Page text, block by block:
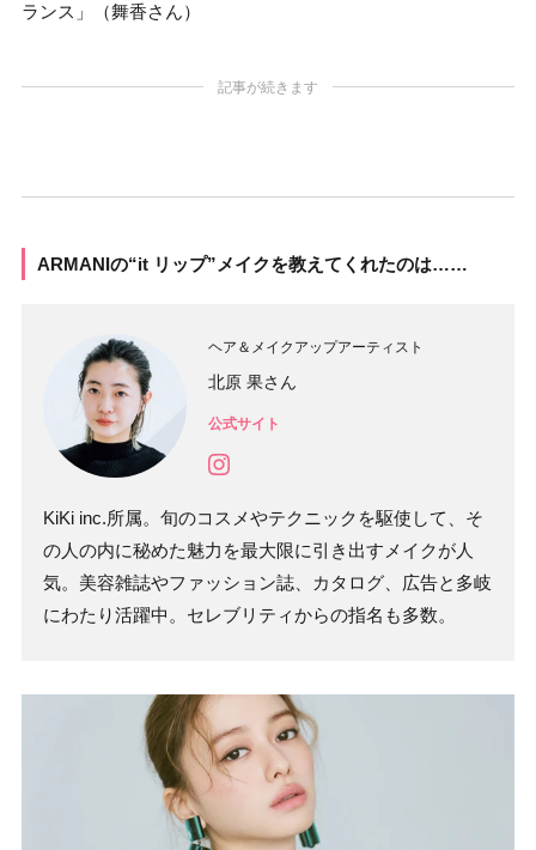
ランス」（舞香さん）
記事が続きます
ARMANIの“it リップ”メイクを教えてくれたのは……
ヘア＆メイクアップアーティスト
北原 果さん
公式サイト
KiKi inc.所属。旬のコスメやテクニックを駆使して、そ
の人の内に秘めた魅力を最大限に引き出すメイクが人
気。美容雑誌やファッション誌、カタログ、広告と多岐
にわたり活躍中。セレブリティからの指名も多数。